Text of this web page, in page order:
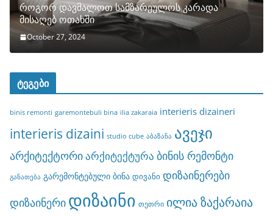
როგორ დავმალოთ სამზარეულოს კარადა
მისაღებ ოთახში
October 27, 2024
ტეგები
binis remonti garemontebuli bina ilia zakaraia interieris dizaineri
interieris dizaini studio cube აბაზანა ავეჯი
არქიტექტორიარქიტექტურა ბინის რემონტი
განათება გარემონტებული ბინა დივანი დიზაინერები
დიზაინერი დიზაინი თეთრი ილია ზაქარაია